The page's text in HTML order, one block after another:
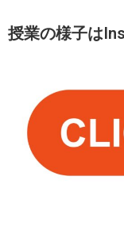
授業の様子は